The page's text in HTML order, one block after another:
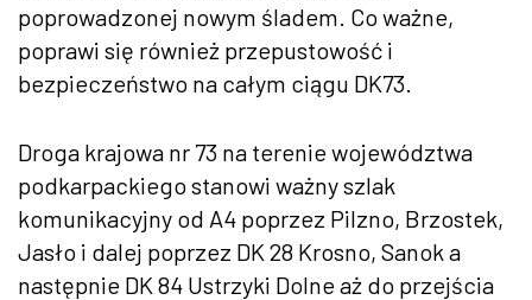
poprowadzonej nowym śladem. Co ważne,
poprawi się również przepustowość i
bezpieczeństwo na całym ciągu DK73.
Droga krajowa nr 73 na terenie województwa
podkarpackiego stanowi ważny szlak
komunikacyjny od A4 poprzez Pilzno, Brzostek,
Jasło i dalej poprzez DK 28 Krosno, Sanok a
następnie DK 84 Ustrzyki Dolne aż do przejścia